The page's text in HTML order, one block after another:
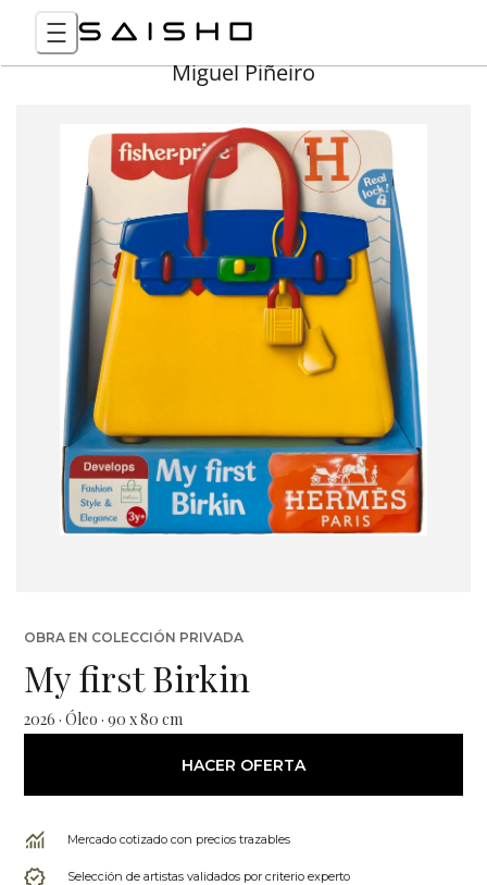
Miguel Piñeiro
OBRA EN COLECCIÓN PRIVADA
My first Birkin
2026 · Óleo · 90 x 80 cm
HACER OFERTA
Mercado cotizado con precios trazables
Selección de artistas validados por criterio experto